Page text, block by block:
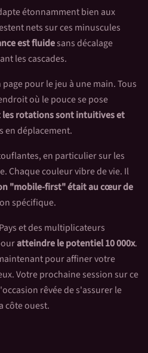
étonnamment bien aux
nets sur ces minuscules
est fluidesans décalage
les cascades.
pour le jeu à une main. Tous
où le pouce se pose
les rotations sont intuitives et
en déplacement.
en particulier sur les
Chaque couleur vibre de vie. Il
"mobile-first" était au cœur de
spécifique.
et des multiplicateurs
atteindre le potentiel 10 000x.
pour affiner votre
Votre prochaine session sur ce
rêvée de s'assurer le
côte ouest.